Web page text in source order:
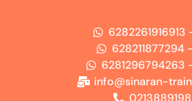
6282261916913
628211877294
6281296794263
info@sinaran-